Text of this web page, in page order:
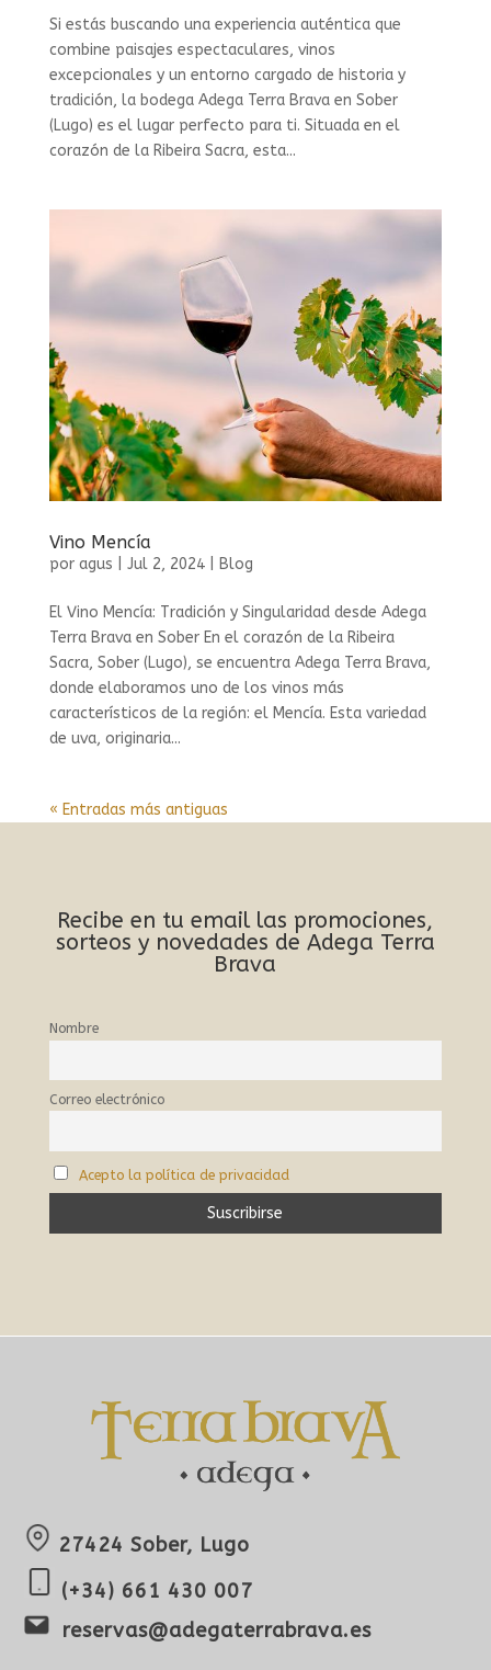
Si estás buscando una experiencia auténtica que
combine paisajes espectaculares, vinos
excepcionales y un entorno cargado de historia y
tradición, la bodega Adega Terra Brava en Sober
(Lugo) es el lugar perfecto para ti. Situada en el
corazón de la Ribeira Sacra, esta...
Vino Mencía
por agus Jul 2, 2024| Blog
El Vino Mencía: Tradición y Singularidad desde Adega
Terra Brava en Sober En el corazón de la Ribeira
Sacra, Sober (Lugo), se encuentra Adega Terra Brava,
donde elaboramos uno de los vinos más
característicos de la región: el Mencía. Esta variedad
de uva, originaria...
« Entradas más antiguas
Recibe en tu email las promociones,
sorteos y novedades de Adega Terra
Brava
Nombre
Correo electrónico
Acepto la política de privacidad
27424 Sober, Lugo
(+34) 661 430 007
reservas@adegaterrabrava.es